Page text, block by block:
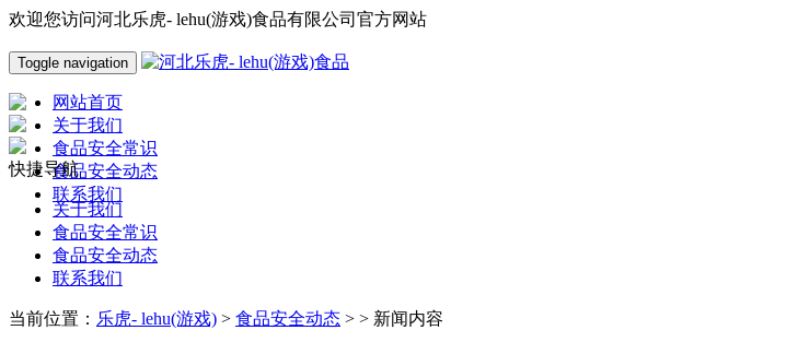
欢迎您访问河北乐虎- lehu(游戏)食品有限公司官方网站
Toggle navigation
网站首页
关于我们
食品安全常识
食品安全动态
联系我们
快捷导航
关于我们
食品安全常识
食品安全动态
联系我们
当前位置： 乐虎- lehu(游戏) > 食品安全动态 > > 新闻内容